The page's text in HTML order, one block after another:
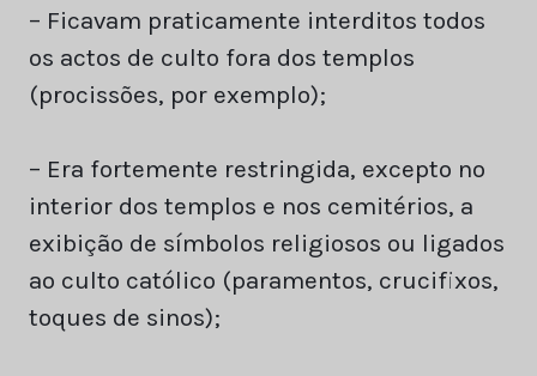
– Ficavam praticamente interditos todos
os actos de culto fora dos templos
(procissões, por exemplo);
– Era fortemente restringida, excepto no
interior dos templos e nos cemitérios, a
exibição de símbolos religiosos ou ligados
ao culto católico (paramentos, crucifixos,
toques de sinos);